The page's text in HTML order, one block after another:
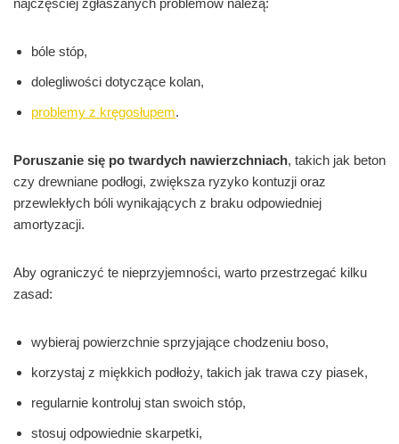
najczęściej zgłaszanych problemów należą:
bóle stóp,
dolegliwości dotyczące kolan,
problemy z kręgosłupem.
Poruszanie się po twardych nawierzchniach, takich jak beton
czy drewniane podłogi, zwiększa ryzyko kontuzji oraz
przewlekłych bóli wynikających z braku odpowiedniej
amortyzacji.
Aby ograniczyć te nieprzyjemności, warto przestrzegać kilku
zasad:
wybieraj powierzchnie sprzyjające chodzeniu boso,
korzystaj z miękkich podłoży, takich jak trawa czy piasek,
regularnie kontroluj stan swoich stóp,
stosuj odpowiednie skarpetki,